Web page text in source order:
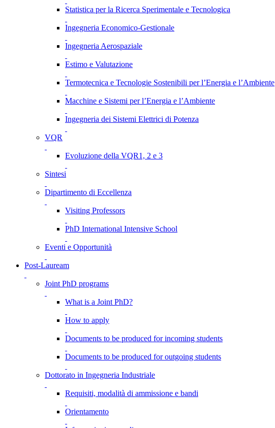
Statistica per la Ricerca Sperimentale e Tecnologica
Ingegneria Economico-Gestionale
Ingegneria Aerospaziale
Estimo e Valutazione
Termotecnica e Tecnologie Sostenibili per l’Energia e l’Ambiente
Macchine e Sistemi per l’Energia e l’Ambiente
Ingegneria dei Sistemi Elettrici di Potenza
VQR
Evoluzione della VQR1, 2 e 3
Sintesi
Dipartimento di Eccellenza
Visiting Professors
PhD International Intensive School
Eventi e Opportunità
Post-Lauream
Joint PhD programs
What is a Joint PhD?
How to apply
Documents to be produced for incoming students
Documents to be produced for outgoing students
Dottorato in Ingegneria Industriale
Requisiti, modalità di ammissione e bandi
Orientamento